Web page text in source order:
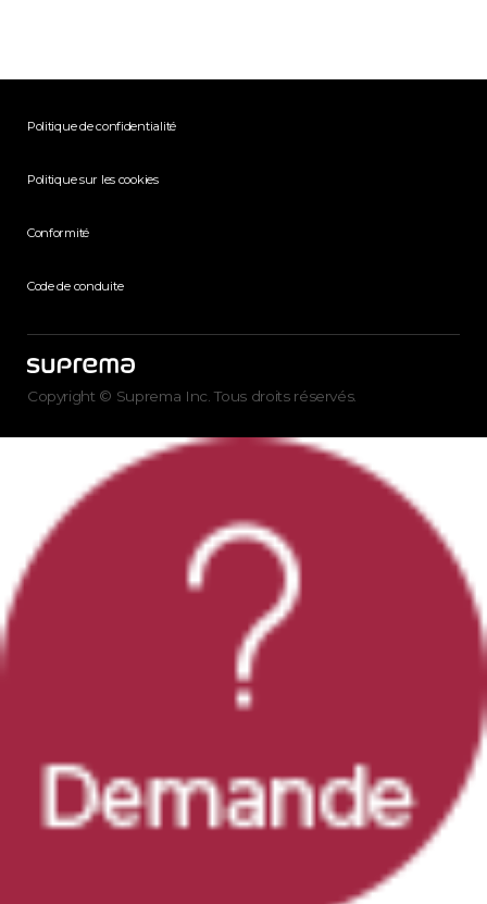
Politique de confidentialité
Politique sur les cookies
Conformité
Code de conduite
Copyright © Suprema Inc. Tous droits réservés.